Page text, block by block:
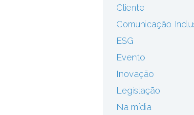
Cliente
Comunicação
ESG
Evento
Inovação
Legislação
Na mídia